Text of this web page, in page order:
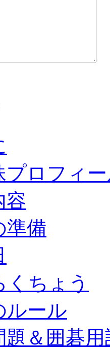
プロフィ
容
準備
くちょう
ルール
題＆囲碁用